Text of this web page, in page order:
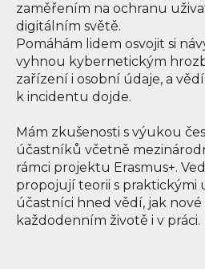
zaměřením na ochranu
digitálním světě.
Pomáhám lidem osvojit si
vyhnou kybernetickým
zařízení i osobní údaje, a
k incidentu dojde.
Mám zkušenosti s výukou
účastníků včetně
rámci projektu Erasmus+.
propojují teorii s praktickými
účastníci hned vědí, jak
každodenním životě i v práci.